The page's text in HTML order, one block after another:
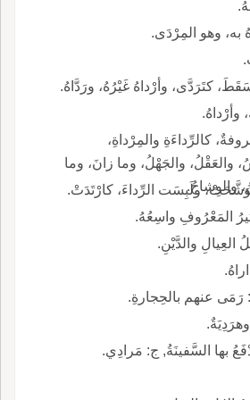
به، وهو المِرْدَى.
كتَرَدَّى، وأرْداهُ غَيْرُهُ، ورَدَّاهُ.
وأرْداهُ.
كالرِّداءَةِ والمِرْداةِ،
والعَقْلُ، والجَهْلُ، وما زانَ، وما
والوِشاحُ.ولَبِسَت الرِّداءَ، كارْتَدَتْ.
المَعْرُوفِ واسِعُهُ.
العِيالِ والدَّيْنِ.
رَمَى عنهم بالحِجارةِ.
بها السَّفينَةُ, ج: مَرادِي.